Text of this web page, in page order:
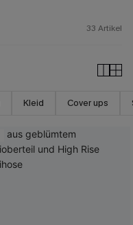
33 Artikel
Kleid Cover ups